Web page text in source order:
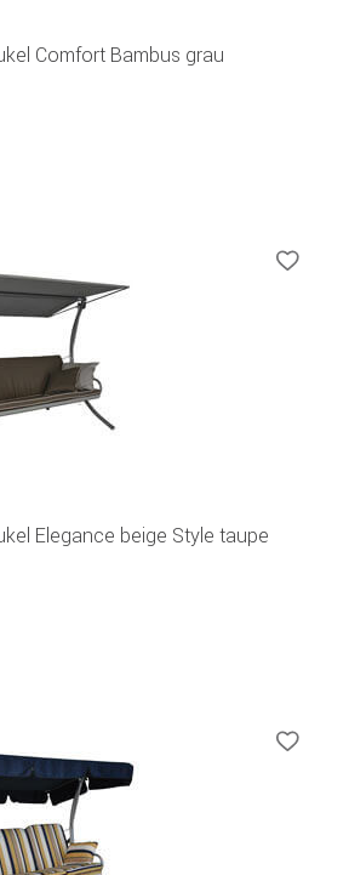
Comfort Bambus grau
Elegance beige Style taupe